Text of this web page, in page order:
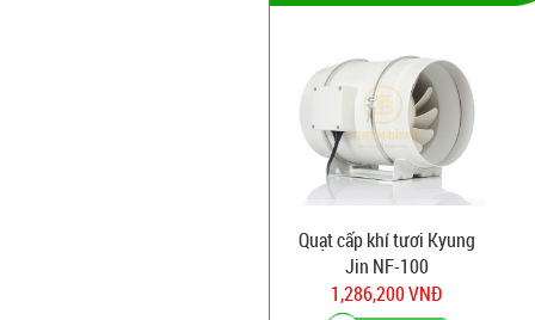
Quạt cấp khí tươi Kyung
Jin NF-100
1,286,200 VNĐ